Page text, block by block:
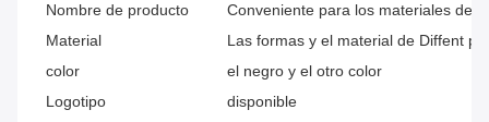
Nombre de producto
Conveniente para los materiales de
Material
Las formas y el material de Diffent
color
el negro y el otro color
Logotipo
disponible